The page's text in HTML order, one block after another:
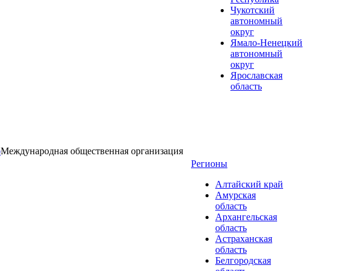
Чукотский
автономный
округ
Ямало-Ненецкий
автономный
округ
Ярославская
область
Международная общественная организация
Регионы
Алтайский край
Амурская
область
Архангельская
область
Астраханская
область
Белгородская